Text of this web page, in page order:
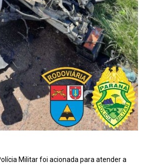
Militar foi acionada para atender a